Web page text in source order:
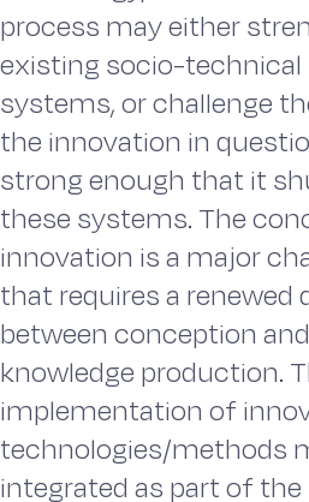
process may either
existing socio-technical
systems, or challenge
the innovation in
strong enough that it
these systems. The
innovation is a major
that requires a renewed
between conception and
knowledge production.
implementation of
technologies/methods
integrated as part of the